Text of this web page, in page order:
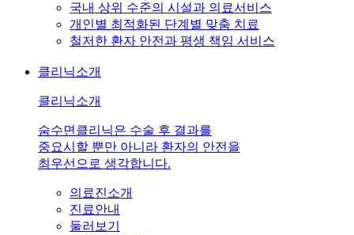
국내 상위 수준의 시설과 의료서비스
개인별 최적화된 단계별 맞춤 치료
철저한 환자 안전과 평생 책임 서비스
클리닉소개
클리닉소개
숨수면클리닉은 수술 후 결과를
중요시할 뿐만 아니라 환자의 안전을
최우선으로 생각합니다.
의료진소개
진료안내
둘러보기